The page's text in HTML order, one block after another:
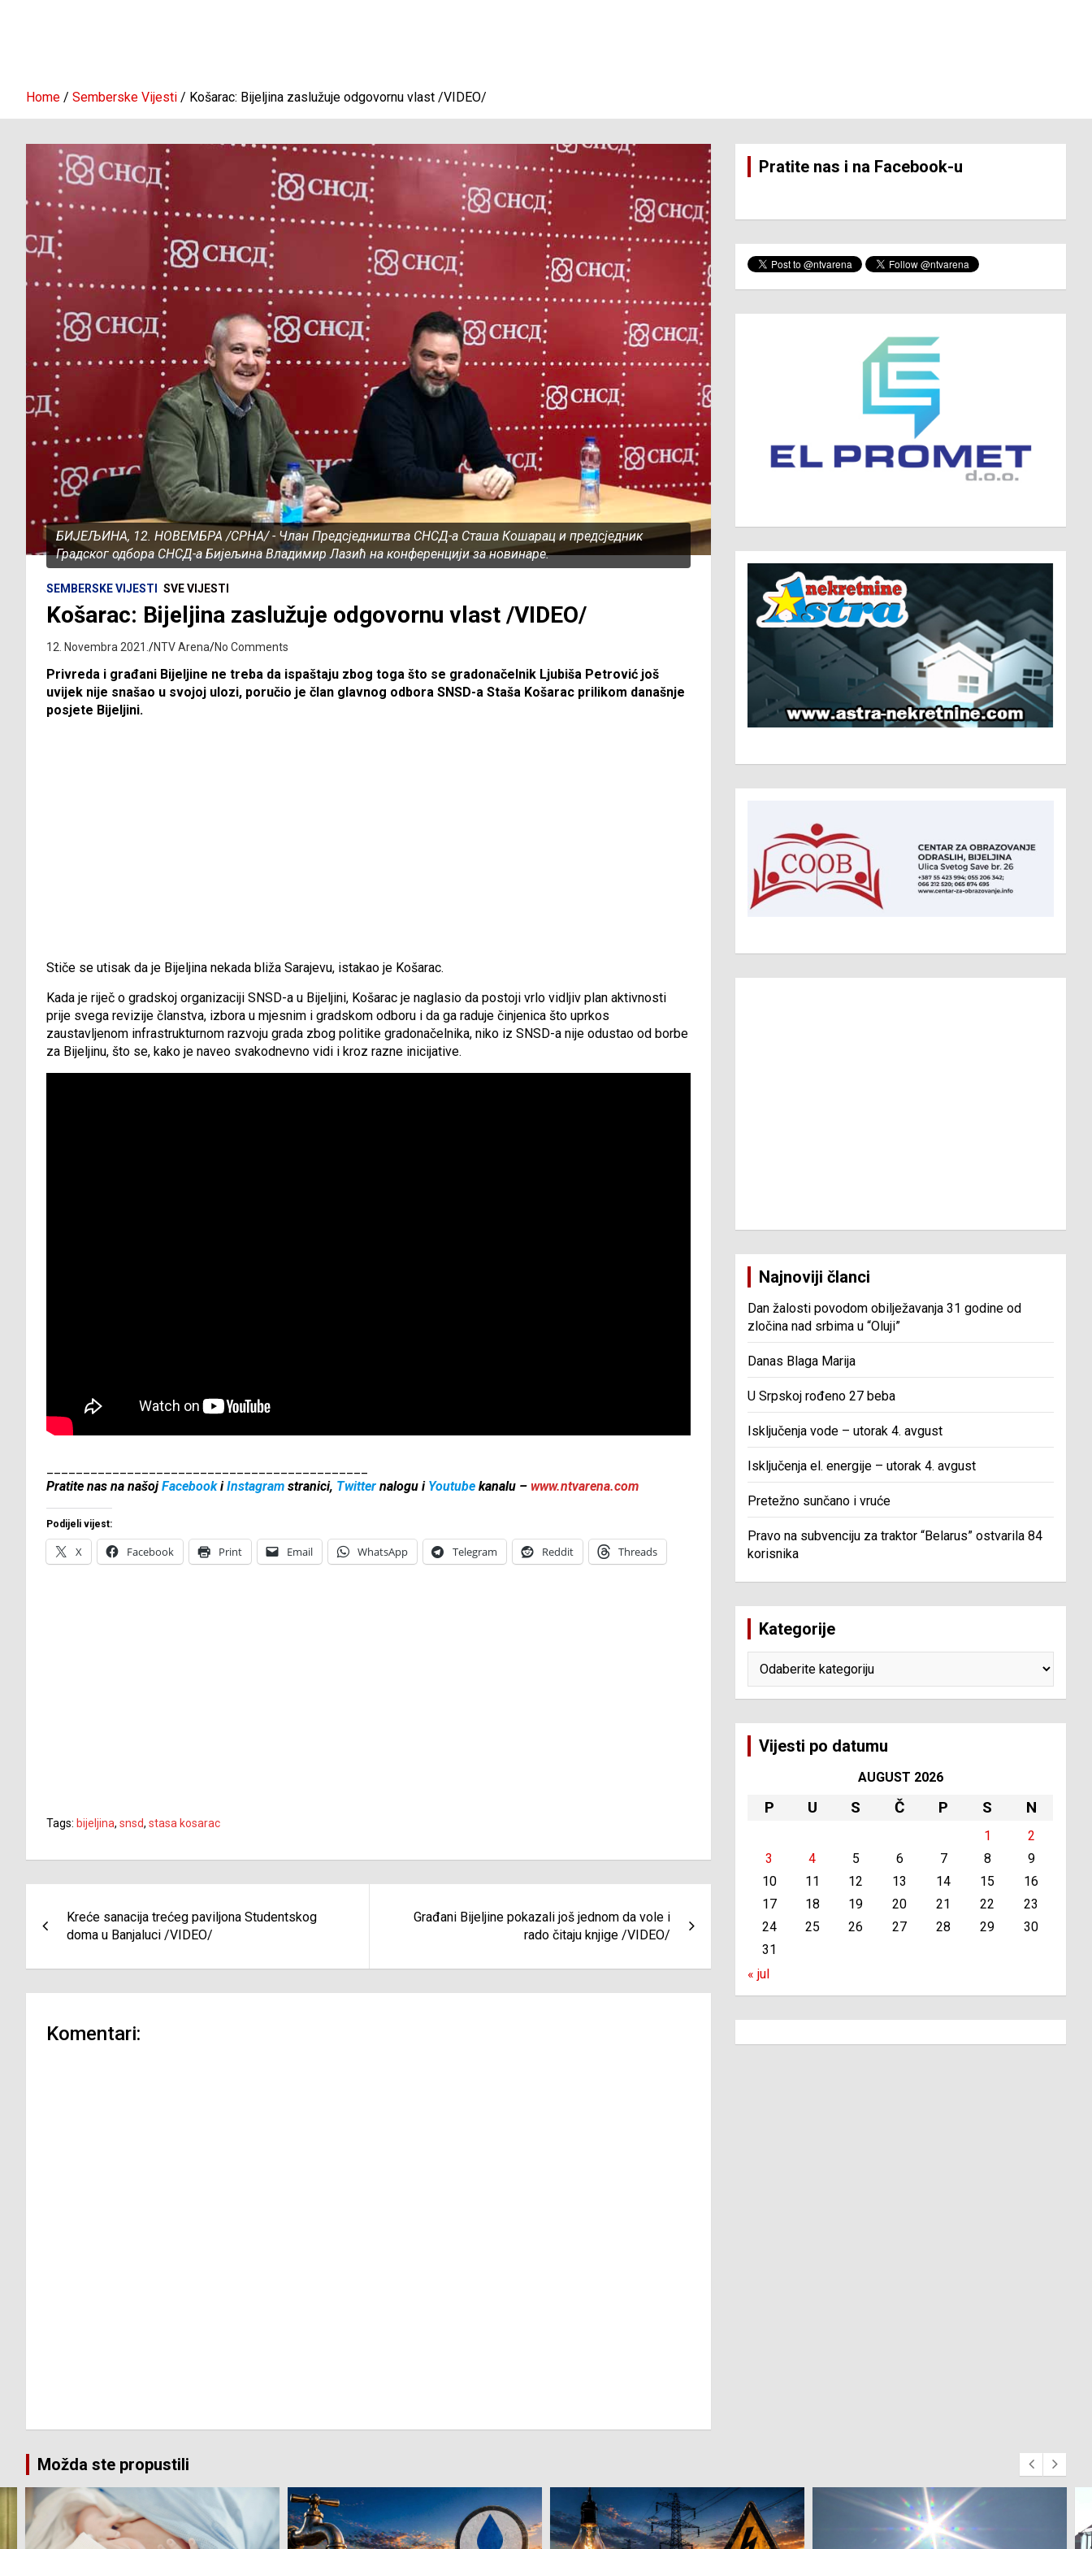
Home Semberske Vijesti Košarac: Bijeljina zaslužuje odgovornu vlast /VIDEO/
БИЈЕЉИНА, 12. НОВЕМБРА /СРНА/ - Члан Предсједништва СНСД-а Сташа Кошарац и предсједник
Градског одбора СНСД-а Бијељина Владимир Лазић на конференцији за новинаре.
SEMBERSKE VIJESTI SVE VIJESTI
Košarac: Bijeljina zaslužuje odgovornu vlast /VIDEO/
12. Novembra 2021. NTV Arena No Comments
Privreda i građani Bijeljine ne treba da ispaštaju zbog toga što se gradonačelnik Ljubiša Petrović još
uvijek nije snašao u svojoj ulozi, poručio je član glavnog odbora SNSD-a Staša Košarac prilikom današnje
posjete Bijeljini.
Stiče se utisak da je Bijeljina nekada bliža Sarajevu, istakao je Košarac.
Kada je riječ o gradskoj organizaciji SNSD-a u Bijeljini, Košarac je naglasio da postoji vrlo vidljiv plan aktivnosti
prije svega revizije članstva, izbora u mjesnim i gradskom odboru i da ga raduje činjenica što uprkos
zaustavljenom infrastrukturnom razvoju grada zbog politike gradonačelnika, niko iz SNSD-a nije odustao od borbe
za Bijeljinu, što se, kako je naveo svakodnevno vidi i kroz razne inicijative.
Pratite nas na našojFacebookiInstagram stranici, Twitter nalogu i Youtube kanalu – www.ntvarena.com
Podijeli vijest:
X Facebook Print Email WhatsApp Telegram Reddit Threads
Tags: bijeljina, snsd, stasa kosarac
članaka
Kreće sanacija trećeg paviljona Studentskog
doma u Banjaluci /VIDEO/
Građani Bijeljine pokazali još jednom da vole i
rado čitaju knjige /VIDEO/
Komentari:
Pratite nas i na Facebook-u
Najnoviji članci
Dan žalosti povodom obilježavanja 31 godine od
zločina nad srbima u “Oluji”
Danas Blaga Marija
U Srpskoj rođeno 27 beba
Isključenja vode – utorak 4. avgust
Isključenja el. energije – utorak 4. avgust
Pretežno sunčano i vruće
Pravo na subvenciju za traktor “Belarus” ostvarila 84
korisnika
Kategorije
Vijesti po datumu
AUGUST 2026
P U S Č P S N
1
2
3
4 5 6 7 8
9
10
11 12 13 14 15
16
17
18 19 20 21 22
23
24
25 26 27 28 29
30
31
« jul
Možda ste propustili